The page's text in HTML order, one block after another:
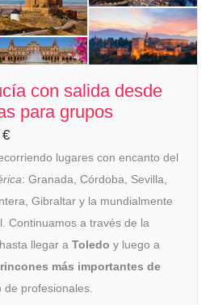
con salida desde
para grupos
€
lugares con encanto del
: Granada, Córdoba, Sevilla,
Gibraltar y la mundialmente
Continuamos a través de la
hasta llegar a Toledo y luego a
rincones más importantes de
de profesionales.